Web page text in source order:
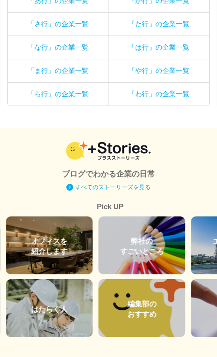
「さ行」の企業一覧 「た行」の企業一覧
「な行」の企業一覧 「は行」の企業一覧
「ま行」の企業一覧 「や行」の企業一覧
「ら行」の企業一覧 「わ行」の企業一覧
ブログでわかる企業の日常
すべてのストーリーズを見る
Pick UP
オフィスを
紹介します
はたらく人
弊社の
すごいところ
編集部の
おすすめ